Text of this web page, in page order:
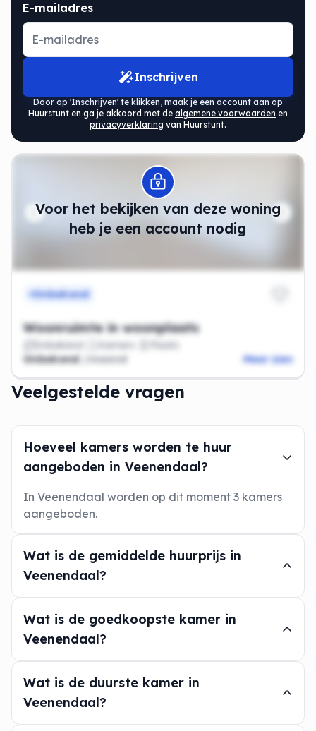
E-mailadres
Inschrijven
Door op 'Inschrijven' te klikken, maak je een account aan op
Huurstunt en ga je akkoord met de algemene voorwaarden en
privacyverklaring van Huurstunt.
Voor het bekijken van deze woning
heb je een account nodig
Modal openen
Onbekend
Woonruimte in woonplaats
Onbekend Kamers
Plaats
Onbekend
/maand Meer zien
Veelgestelde vragen
Hoeveel kamers worden te huur
aangeboden in Veenendaal?
In Veenendaal worden op dit moment 3 kamers
aangeboden.
Wat is de gemiddelde huurprijs in
Veenendaal?
Wat is de goedkoopste kamer in
Veenendaal?
Wat is de duurste kamer in
Veenendaal?